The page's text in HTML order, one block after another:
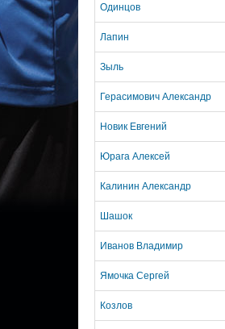
Одинцов
Лапин
Зыль
Герасимович Александр
Новик Евгений
Юрага Алексей
Калинин Александр
Шашок
Иванов Владимир
Ямочка Сергей
Козлов